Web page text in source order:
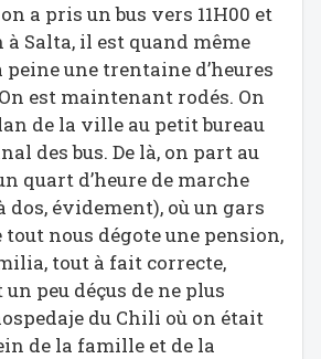
a pris un bus vers 11H00 et
Salta, il est quand même
peine une trentaine d’heures
est maintenant rodés. On
de la ville au petit bureau
des bus. De là, on part au
quart d’heure de marche
dos, évidement), où un gars
nous dégote une pension,
tout à fait correcte,
peu déçus de ne plus
du Chili où on était
de la famille et de la